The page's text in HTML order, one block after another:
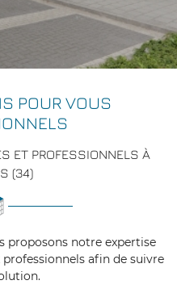
recevoir nos propositions
dessus. Vous pouvez vous désinscrire
de désinscription
POUR VOUS
ET PROFESSIONNELS À
(34)
proposons notre expertise
afin de suivre